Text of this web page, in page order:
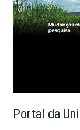
Portal da